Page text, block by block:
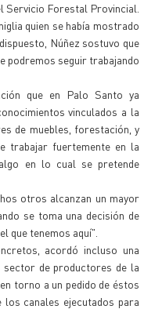
Forestal Provincial.
quien se había mostrado
Núñez sostuvo que
podremos seguir trabajando
que en Palo Santo ya
vinculados a la
de muebles, forestación, y
trabajar fuertemente en la
en lo cual se pretende
otros alcanzan un mayor
se toma una decisión de
que tenemos aquí".
acordó incluso una
de productores de la
torno a un pedido de éstos
canales ejecutados para